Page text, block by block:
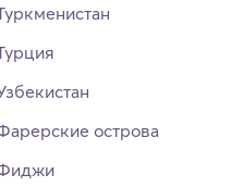
острова